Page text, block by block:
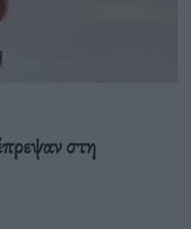
στη